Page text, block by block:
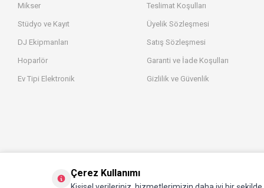
Mikser
Stüdyo ve Kayıt
DJ Ekipmanları
Hoparlör
Ev Tipi Elektronik
Teslimat Koşulları
Üyelik Sözleşmesi
Satış Sözleşmesi
Garanti ve İade Koşulları
Gizlilik ve Güvenlik
Çerez Kullanımı